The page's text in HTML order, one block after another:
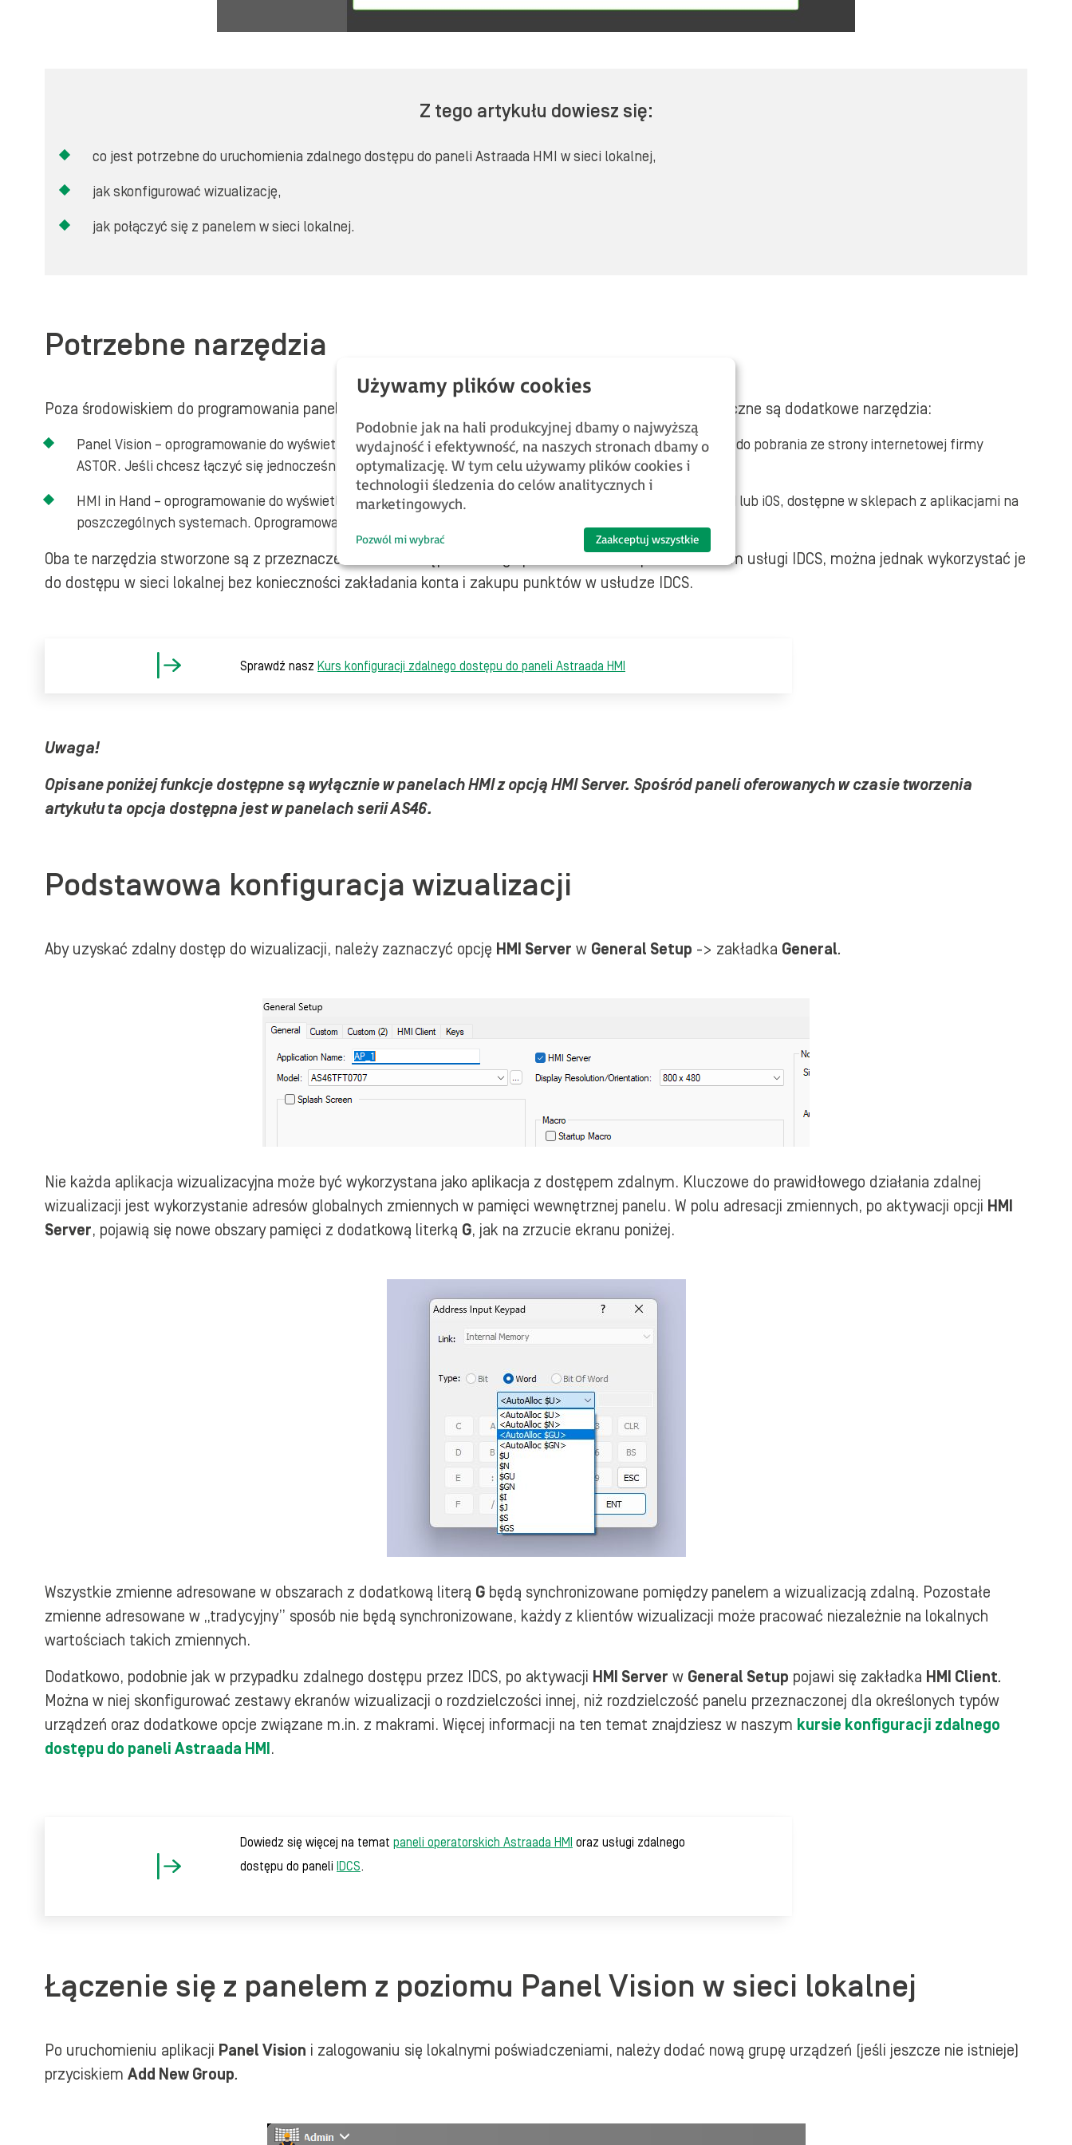
Z tego artykułu dowiesz się:
co jest potrzebne do uruchomienia zdalnego dostępu do paneli Astraada HMI w sieci lokalnej,
jak skonfigurować wizualizację,
jak połączyć się z panelem w sieci lokalnej.
Potrzebne narzędzia
Poza środowiskiem do programowania paneli Astraada HMI do zdalnego wyświetlania wizualizacji konieczne są dodatkowe narzędzia:
Panel Vision – oprogramowanie do wyświetlania wizualizacji na komputerze z systemem Windows, dostępne do pobrania ze strony internetowej firmy
ASTOR. Jeśli chcesz łączyć się jednocześnie do więcej niż 4 wizualizacji, wymagana jest płatna licencja.
HMI in Hand – oprogramowanie do wyświetlania wizualizacji na urządzeniach mobilnych z systemem Android lub iOS, dostępne w sklepach z aplikacjami na
poszczególnych systemach. Oprogramowanie jest darmowe.
Oba te narzędzia stworzone są z przeznaczeniem do dostępu zdalnego przez Internet za pośrednictwem usługi IDCS, można jednak wykorzystać je
do dostępu w sieci lokalnej bez konieczności zakładania konta i zakupu punktów w usłudze IDCS.
Sprawdź nasz Kurs konfiguracji zdalnego dostępu do paneli Astraada HMI
Uwaga!
Opisane poniżej funkcje dostępne są wyłącznie w panelach HMI z opcją HMI Server. Spośród paneli oferowanych w czasie tworzenia
artykułu ta opcja dostępna jest w panelach serii AS46.
Podstawowa konfiguracja wizualizacji
Aby uzyskać zdalny dostęp do wizualizacji, należy zaznaczyć opcję HMI Server w General Setup -> zakładka General.
Nie każda aplikacja wizualizacyjna może być wykorzystana jako aplikacja z dostępem zdalnym. Kluczowe do prawidłowego działania zdalnej
wizualizacji jest wykorzystanie adresów globalnych zmiennych w pamięci wewnętrznej panelu. W polu adresacji zmiennych, po aktywacji opcji HMI
Server, pojawią się nowe obszary pamięci z dodatkową literką G, jak na zrzucie ekranu poniżej.
Wszystkie zmienne adresowane w obszarach z dodatkową literą G będą synchronizowane pomiędzy panelem a wizualizacją zdalną. Pozostałe
zmienne adresowane w „tradycyjny” sposób nie będą synchronizowane, każdy z klientów wizualizacji może pracować niezależnie na lokalnych
wartościach takich zmiennych.
Dodatkowo, podobnie jak w przypadku zdalnego dostępu przez IDCS, po aktywacji HMI Server w General Setup pojawi się zakładka HMI Client.
Można w niej skonfigurować zestawy ekranów wizualizacji o rozdzielczości innej, niż rozdzielczość panelu przeznaczonej dla określonych typów
urządzeń oraz dodatkowe opcje związane m.in. z makrami. Więcej informacji na ten temat znajdziesz w naszym kursie konfiguracji zdalnego
dostępu do paneli Astraada HMI .
Dowiedz się więcej na temat paneli operatorskich Astraada HMI oraz usługi zdalnego
dostępu do paneli IDCS.
Łączenie się z panelem z poziomu Panel Vision w sieci lokalnej
Po uruchomieniu aplikacji Panel Vision i zalogowaniu się lokalnymi poświadczeniami, należy dodać nową grupę urządzeń (jeśli jeszcze nie istnieje)
przyciskiem Add New Group.
Podobnie jak na hali produkcyjnej dbamy o najwyższą
wydajność i efektywność, na naszych stronach dbamy o
optymalizację. W tym celu używamy plików cookies i
technologii śledzenia do celów analitycznych i
marketingowych.
Pozwól mi wybrać Zaakceptuj wszystkie